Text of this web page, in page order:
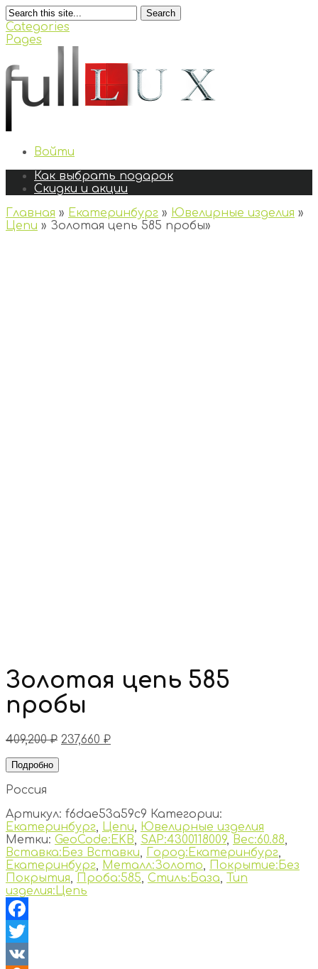
Search
Categories
Pages
Войти
Как выбрать подарок
Скидки и акции
Главная » Екатеринбург » Ювелирные изделия »
Цепи » Золотая цепь 585 пробы»
Золотая цепь 585
пробы
409,200₽ 237,660 ₽
Подробно
Россия
Артикул: f6dae53a59c9 Категории:
Екатеринбург, Цепи, Ювелирные изделия
Метки: GeoCode:EKB, SAP:4300118009, Вес:60.88,
Вставка:Без Вставки, Город:Екатеринбург,
Екатеринбург, Металл:Золото, Покрытие:Без
Покрытия, Проба:585, Стиль:База, Тип
изделия:Цепь
Facebook
Twitter